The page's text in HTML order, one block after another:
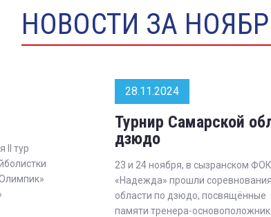
НОВОСТИ ЗА
II тур
28.11.2024
Турнир Самарской
дзюдо
23 и 24 ноября, в сызранском
«Надежда» прошли
области по дзюдо, посвящённые
памяти тренера-